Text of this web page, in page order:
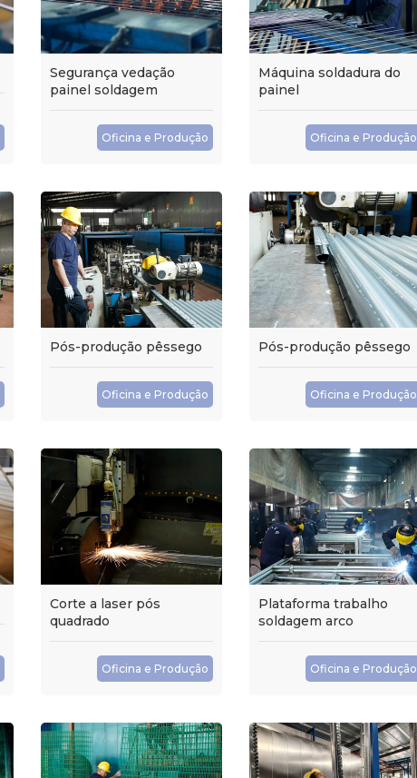
Segurança vedação
painel soldagem
Oficina e Produção
Máquina soldadura do
painel
Oficina e Produção
Pós-produção pêssego
Oficina e Produção
Pós-produção pêssego
Oficina e Produção
Corte a laser pós
quadrado
Oficina e Produção
Plataforma trabalho
soldagem arco
Oficina e Produção